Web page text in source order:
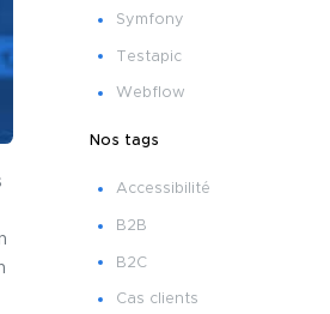
Symfony
Testapic
Webflow
Nos tags
Accessibilité
B2B
B2C
Cas clients